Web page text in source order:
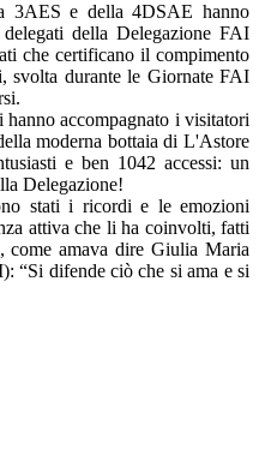
3AES e della 4DSAE hanno
della Delegazione FAI
che certificano il compimento
svolta durante le Giornate FAI
accompagnato i visitatori
moderna bottaia di L'Astore
e ben 1042 accessi: un
Delegazione!
stati i ricordi e le emozioni
attiva che li ha coinvolti, fatti
come amava dire Giulia Maria
“Si difende ciò che si ama e si